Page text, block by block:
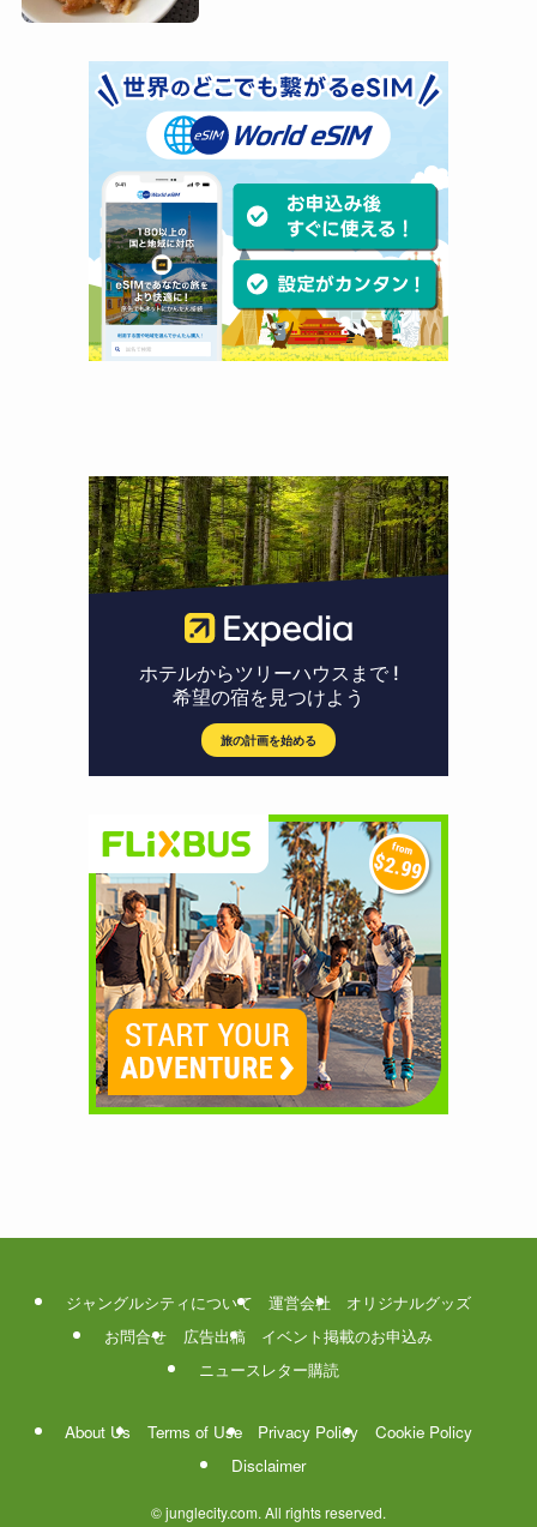
ジャングルシティについて 運営会社
オリジナルグッズ
お問合せ
広告出稿
イベント掲載のお申込み
ニュースレター購読
About Us Terms of Use Privacy Policy
Cookie Policy
Disclaimer
©junglecity.com. All rights reserved.